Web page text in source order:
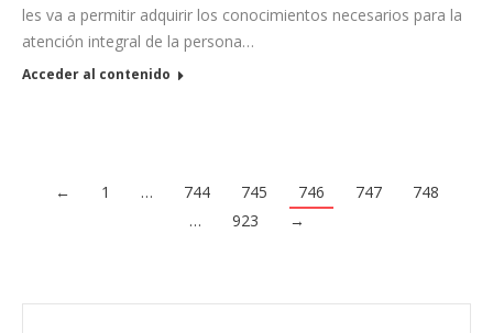
les va a permitir adquirir los conocimientos necesarios para la
atención integral de la persona…
Acceder al contenido
← 1 … 744 745 746 747
748
…
923 →